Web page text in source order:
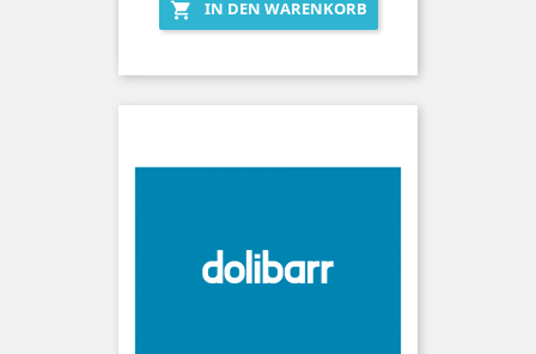
 IN DEN WARENKORB